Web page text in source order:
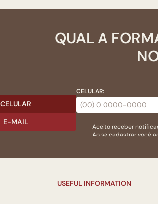
QUAL A
CELULAR
E-MAIL
CELULAR:
Aceito receber
Ao se cadastrar você
USEFUL INFORMATION